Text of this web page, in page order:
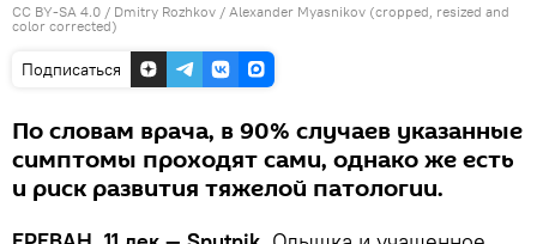
CC BY-SA 4.0 / Dmitry Rozhkov / Alexander Myasnikov (cropped, resized and
color corrected)
Подписаться
По словам врача, в 90% случаев указанные
симптомы проходят сами, однако же есть
и риск развития тяжелой патологии.